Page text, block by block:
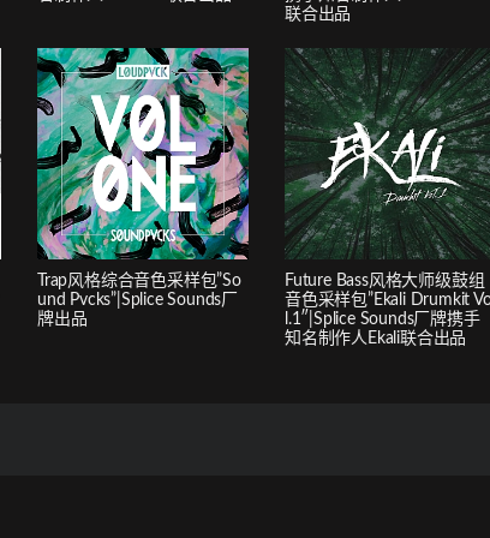
联合出品
Trap风格综合音色采样包”So
und Pvcks”|Splice Sounds厂
牌出品
Future Bass风格大师级鼓组
音色采样包”Ekali Drumkit
l.1″|Splice Sounds厂牌携手
知名制作人Ekali联合出品